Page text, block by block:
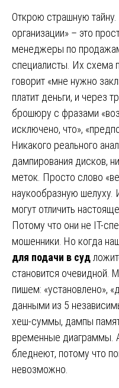
Открою страшную
организации» – это
менеджеры по
специалисты. Их схема
говорит «мне нужно
платит деньги, и через
брошюру с фразами
исключено, что»,
Никакого реального
дампирования дисков,
меток. Просто слово
наукообразную шелуху.
могут отличить
Потому что они не IT-
мошенники. Но когда
для подачи в суд
становится
пишем: «установлено»,
данными из 5
хеш-суммы, дампы
временные диаграммы.
бледнеют, потому что
невозможно.